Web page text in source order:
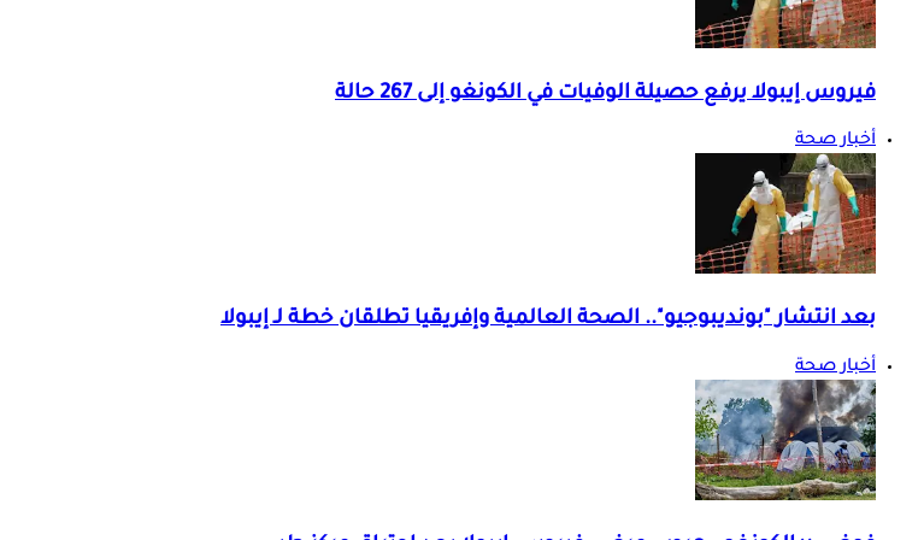
فيروس إيبولا يرفع حصيلة الوفيات في الكونغو إلى 267 حالة
أخبار صحة
بعد انتشار "بونديبوجيو".. الصحة العالمية وإفريقيا تطلقان خطة لـ إيبولا
أخبار صحة